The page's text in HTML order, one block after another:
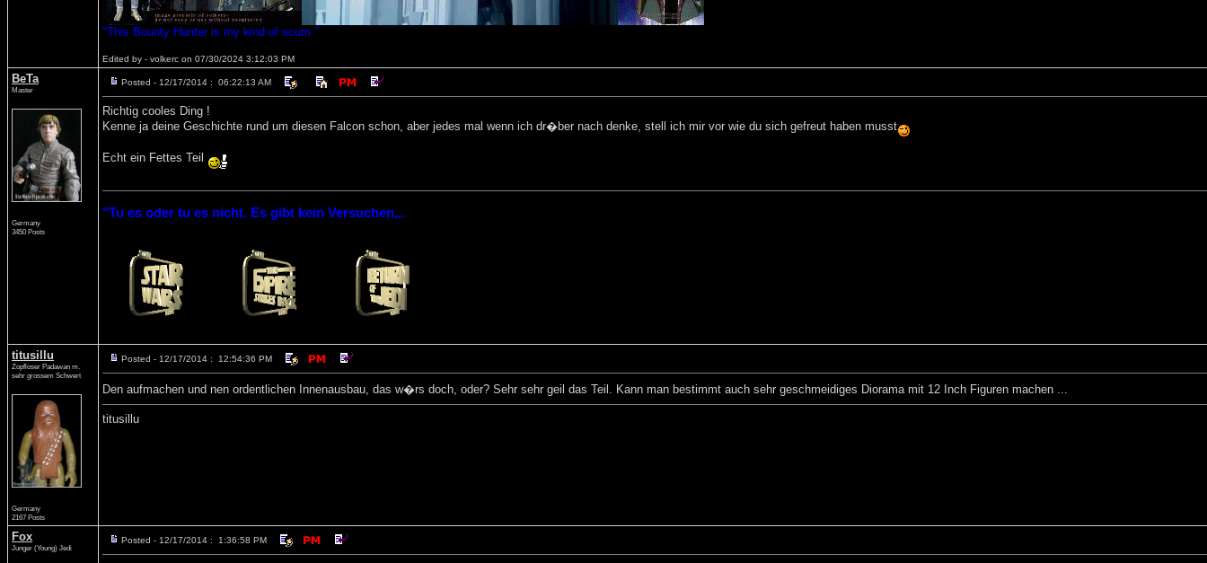
"This Bounty Hunter is my kind of scum."
Edited by - volkerc on 07/30/2024 3:12:03 PM
BeTa
Master
Germany
3450 Posts
Posted - 12/17/2014 : 06:22:13 AM
Richtig cooles Ding !
Kenne ja deine Geschichte rund um diesen Falcon schon, aber jedes mal wenn ich dr�ber nach denke, stell ich mir vor wie du sich gefreut haben musst
Echt ein Fettes Teil
"Tu es oder tu es nicht. Es gibt kein Versuchen,,.
titusillu
Zopfloser Padawan m.
sehr grossem Schwert
Germany
2167 Posts
Posted - 12/17/2014 : 12:54:36 PM
Den aufmachen und nen ordentlichen Innenausbau, das w�rs doch, oder? Sehr sehr geil das Teil. Kann man bestimmt auch sehr geschmeidiges Diorama mit 12 Inch Figuren machen ...
titusillu
Fox
Junger (Young) Jedi
Posted - 12/17/2014 : 1:36:58 PM